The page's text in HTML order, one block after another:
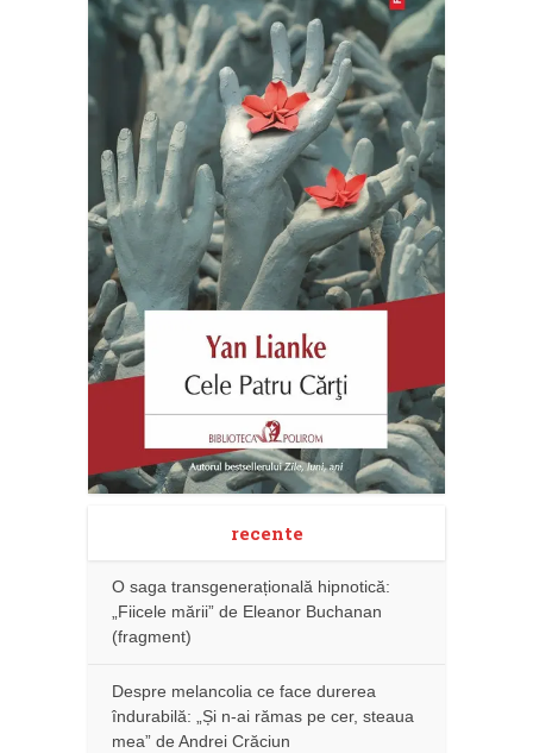
recente
O saga transgenerațională hipnotică:
„Fiicele mării” de Eleanor Buchanan
(fragment)
Despre melancolia ce face durerea
îndurabilă: „Și n-ai rămas pe cer, steaua
mea” de Andrei Crăciun